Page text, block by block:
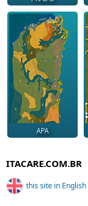
APA
ITACARE.COM.BR
this site in English